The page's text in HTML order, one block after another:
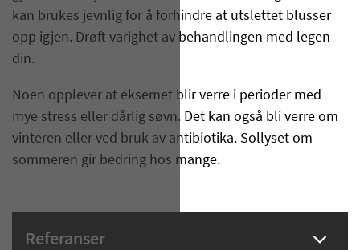
kan brukes jevnlig for å forhindre at utslettet blusser
opp igjen. Drøft varighet av behandlingen med legen
din.
Noen opplever at eksemet blir verre i perioder med
mye stress eller dårlig søvn. Det kan også bli verre om
vinteren eller ved bruk av antibiotika. Sollyset om
sommeren gir bedring hos mange.
Referanser